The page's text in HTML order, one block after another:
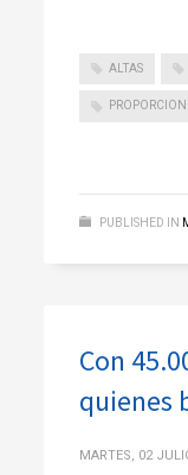
ALTAS
PROPORCION
PUBLISHED IN
Con
quienes
MARTES, 02